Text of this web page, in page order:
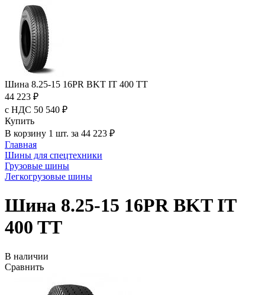
Шина 8.25-15 16PR BKT IT 400 TT
44 223 ₽
с НДС 50 540 ₽
Купить
В корзину 1 шт. за 44 223 ₽
Главная
Шины для спецтехники
Грузовые шины
Легкогрузовые шины
Шина 8.25-15 16PR BKT IT
400 TT
В наличии
Сравнить